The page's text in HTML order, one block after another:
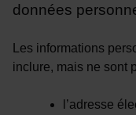
données
Les informations
inclure, mais ne sont
l’adresse